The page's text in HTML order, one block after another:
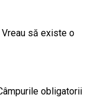
să existe o
obligatorii